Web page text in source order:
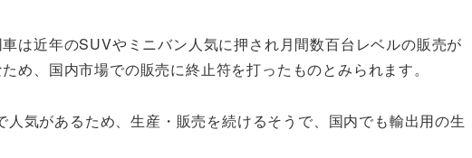
は近年のSUVやミニバン人気に押され月間数百台レベルの販売が
め、国内市場での販売に終止符を打ったものとみられます。
気があるため、生産・販売を続けるそうで、国内でも輸出用の生